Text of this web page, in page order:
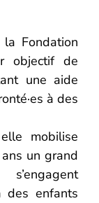
la Fondation
objectif de
une aide
à des
mobilise
un grand
des enfants